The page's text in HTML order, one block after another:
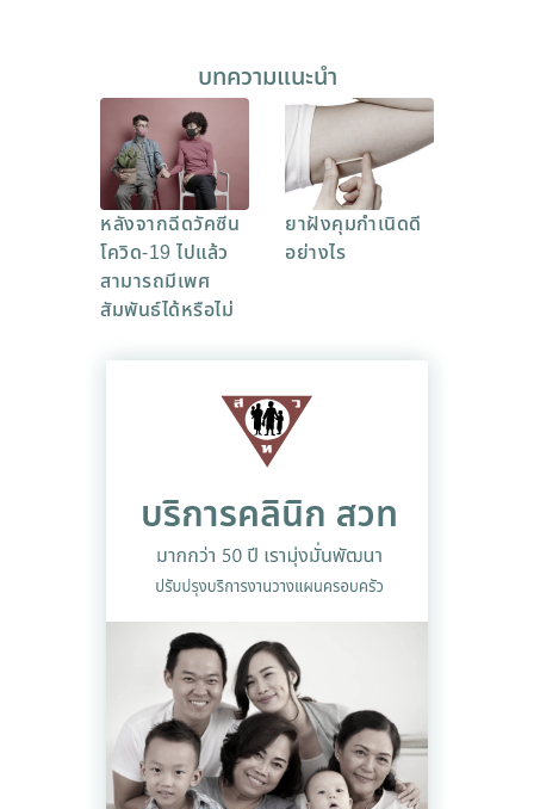
บทความแนะนำ
หลังจากฉีดวัคซีน
โควิด-19 ไปแล้ว
สามารถมีเพศ
สัมพันธ์ได้หรือไม่
ยาฝังคุมกำเนิดดี
อย่างไร